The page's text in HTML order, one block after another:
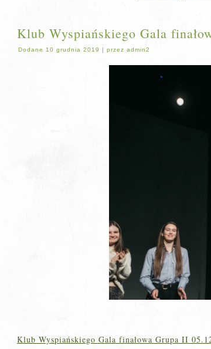
Klub Wyspiańskiego Gala
Dodane 10 grudnia 2019 | przez admin2
Klub Wyspiańskiego Gala finałowa Grupa II